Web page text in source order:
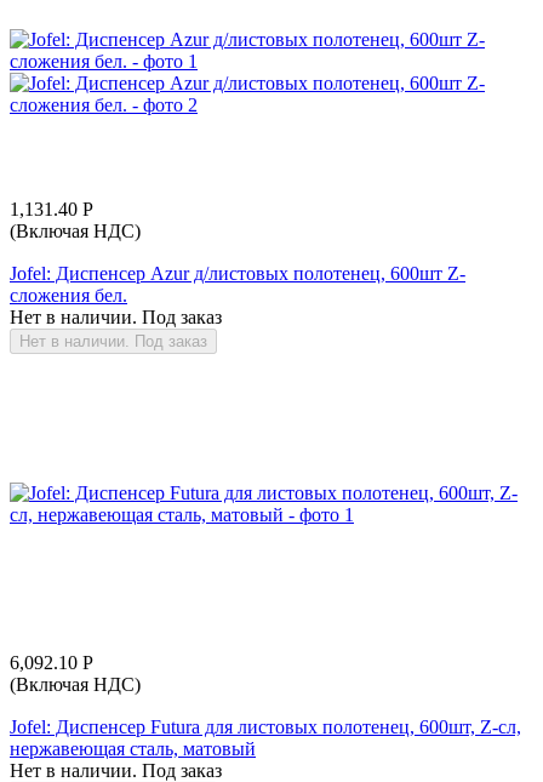
1,131.40 Р
(Включая НДС)
Jofel: Диспенсер Azur д/листовых полотенец, 600шт Z-
сложения бел.
Нет в наличии. Под заказ
Нет в наличии. Под заказ
6,092.10 Р
(Включая НДС)
Jofel: Диспенсер Futura для листовых полотенец, 600шт, Z-сл,
нержавеющая сталь, матовый
Нет в наличии. Под заказ